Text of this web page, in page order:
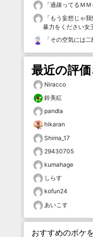
「過疎ってるＭＭ
「 もう妄想じゃ
暴力をください女
「その空気には
最近の評
Niracco
鈴美紅
pandla
hikaran
Shima_17
29430705
kumahage
しらす
kofun24
あいこす
おすすめのボケ